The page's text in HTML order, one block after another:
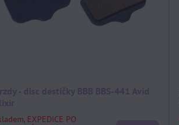
EXPEDICE PO